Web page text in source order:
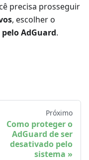
precisa prosseguir
, escolher o
AdGuard.
Próximo
Como proteger o
AdGuard de ser
desativado pelo
sistema